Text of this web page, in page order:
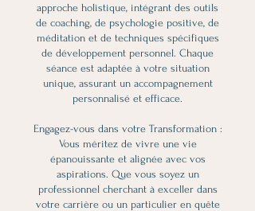
approche holistique, intégrant des outils
de coaching, de psychologie positive, de
méditation et de techniques spécifiques
de développement personnel. Chaque
séance est adaptée à votre situation
unique, assurant un accompagnement
personnalisé et efficace.
Engagez-vous dans votre Transformation :
Vous méritez de vivre une vie
épanouissante et alignée avec vos
aspirations. Que vous soyez un
professionnel cherchant à exceller dans
votre carrière ou un particulier en quête